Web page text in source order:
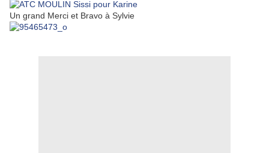
Un grand Merci et Bravo à Sylvie